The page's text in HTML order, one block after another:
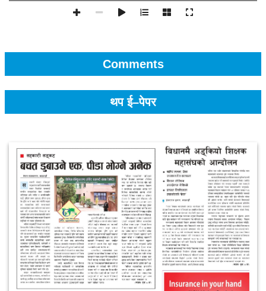
Comments
थप ई–पेपर